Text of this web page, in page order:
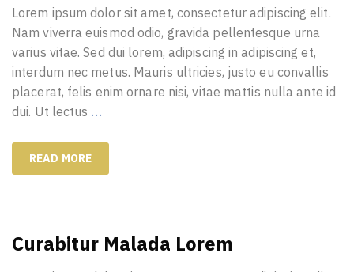
Lorem ipsum dolor sit amet, consectetur adipiscing elit.
Nam viverra euismod odio, gravida pellentesque urna
varius vitae. Sed dui lorem, adipiscing in adipiscing et,
interdum nec metus. Mauris ultricies, justo eu convallis
placerat, felis enim ornare nisi, vitae mattis nulla ante id
dui. Ut lectus …
READ MORE
Curabitur Malada Lorem